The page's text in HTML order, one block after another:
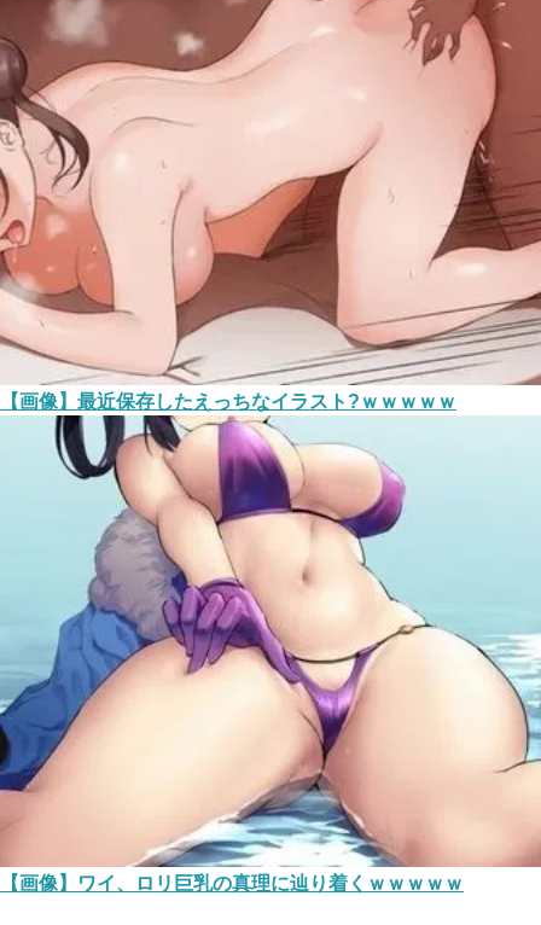
【画像】最近保存したえっちなイラスト?ｗｗｗｗｗ
【画像】ワイ、ロリ巨乳の真理に辿り着くｗｗｗｗｗ